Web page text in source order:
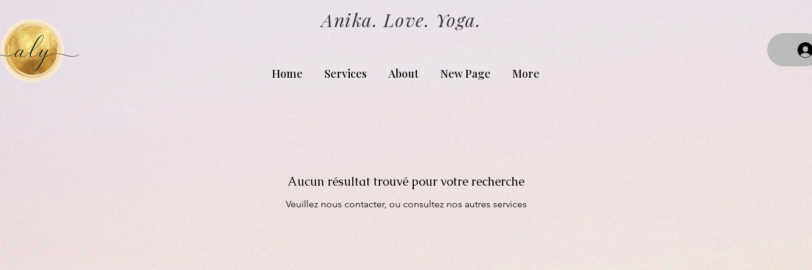
Anika. Love. Yoga.
Home Services About New Page More
Aucun résultat trouvé pour votre recherche
Veuillez nous contacter, ou consultez nos autres services